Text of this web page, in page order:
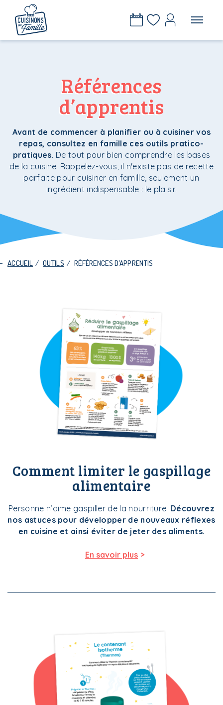
Références
d’apprentis
Avant de commencer à planifier ou à cuisiner vos
repas, consultez en famille ces outils pratico-
pratiques. De tout pour bien comprendre les bases
de la cuisine. Rappelez-vous, il n'existe pas de recette
parfaite pour cuisiner en famille, seulement un
ingrédient indispensable : le plaisir.
ACCUEIL / OUTILS / RÉFÉRENCES D’APPRENTIS
Comment limiter le gaspillage
alimentaire
Personne n’aime gaspiller de la nourriture. Découvrez
nos astuces pour développer de nouveaux réflexes
en cuisine et ainsi éviter de jeter des aliments.
En savoir plus >